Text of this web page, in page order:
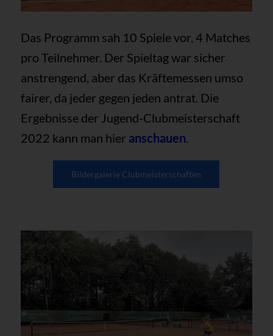
Das Programm sah 10 Spiele vor, 4 Matches
pro Teilnehmer. Der Spieltag war sicher
anstrengend, aber das Kräftemessen umso
fairer, da jeder gegen jeden antrat. Die
Ergebnisse der Jugend-Clubmeisterschaft
2022 kann man hier anschauen
Bildergalerie Clubmeisterschaften